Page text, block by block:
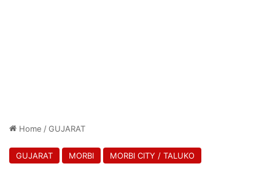
Home /GUJARAT
GUJARAT MORBI MORBI CITY / TALUKO